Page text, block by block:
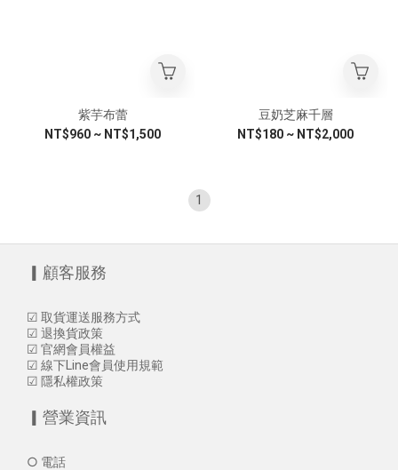
紫芋布蕾
NT$960 ~ NT$1,500
豆奶芝麻千層
NT$180 ~ NT$2,000
1
▎顧客服務
☑ 取貨運送服務方式
☑ 退換貨政策
☑ 官網會員權益
☑ 線下Line會員使用規範
☑ 隱私權政策
▎營業資訊
○ 電話